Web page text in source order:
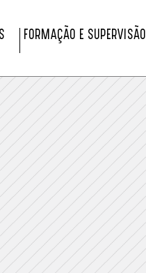
FORMAÇÃO E SUPERVISÃO